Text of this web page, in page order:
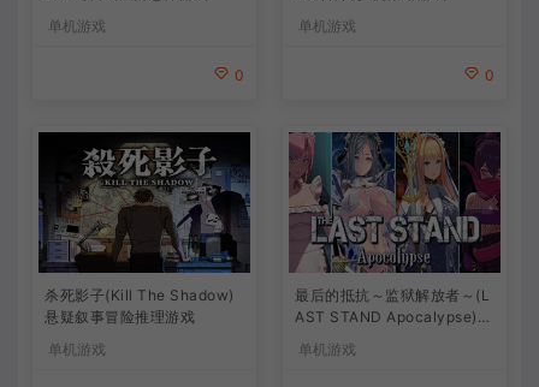
单机游戏
0
单机游戏
0
杀死影子(Kill The Shadow)
悬疑叙事冒险推理游戏
单机游戏
最后的抵抗～监狱解放者～(L
AST STAND Apocalypse)卡
通动作幸存者游戏
单机游戏